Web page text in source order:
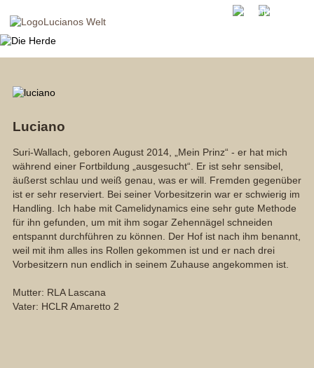
Luciano
Suri-Wallach, geboren August 2014, „Mein Prinz“ - er hat mich
während einer Fortbildung „ausgesucht“. Er ist sehr sensibel,
äußerst schlau und weiß genau, was er will. Fremden gegenüber
ist er sehr reserviert. Bei seiner Vorbesitzerin war er schwierig im
Handling. Ich habe mit Camelidynamics eine sehr gute Methode
für ihn gefunden, um mit ihm sogar Zehennägel schneiden
entspannt durchführen zu können. Der Hof ist nach ihm benannt,
weil mit ihm alles ins Rollen gekommen ist und er nach drei
Vorbesitzern nun endlich in seinem Zuhause angekommen ist.
Mutter: RLA Lascana
Vater: HCLR Amaretto 2